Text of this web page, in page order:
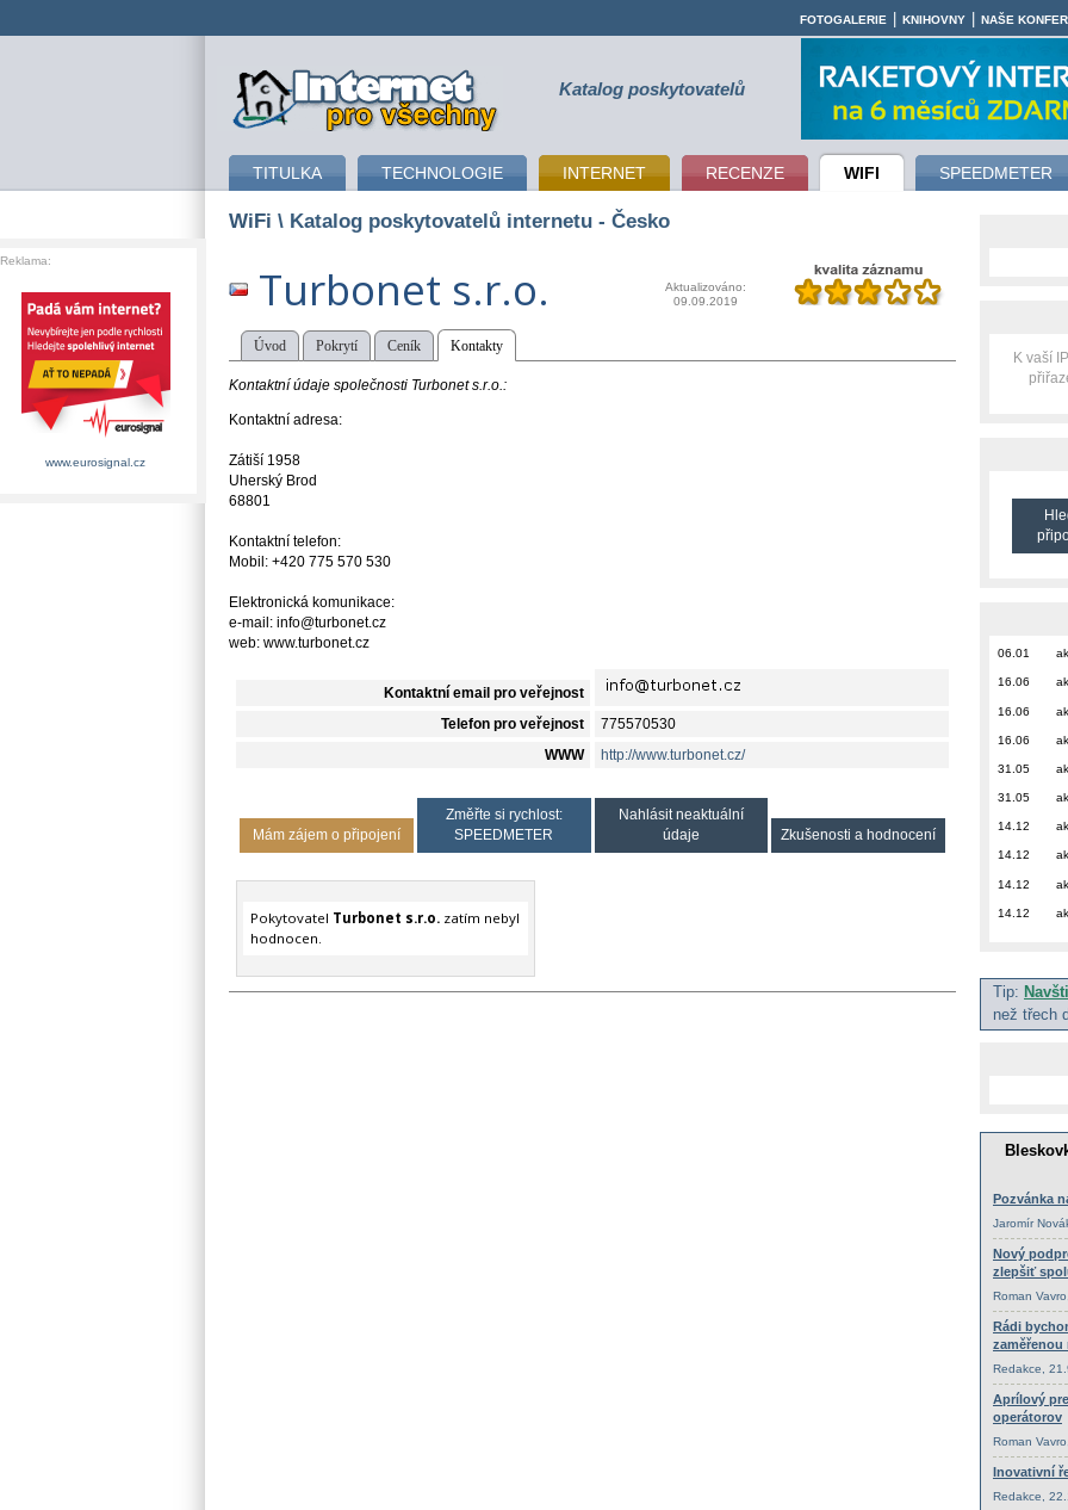
připojení k internetu Katalog poskytovatelů
TITULKA TECHNOLOGIE INTERNET RECENZE WIFI SPEEDMETER
FOTOGALERIE KNIHOVNY NAŠE
WiFi \ Katalog poskytovatelů internetu - Česko
Turbonet s.r.o.
Aktualizováno:
09.09.2019
Úvod Pokrytí Ceník Kontakty
Kontaktní údaje společnosti Turbonet s.r.o.:
Kontaktní adresa:
Zátiší 1958
Uherský Brod
68801
Kontaktní telefon:
Mobil: +420 775 570 530
Elektronická komunikace:
e-mail: info@turbonet.cz
web: www.turbonet.cz
Kontaktní email pro veřejnost
Telefon pro veřejnost 775570530
WWW http://www.turbonet.cz/
Mám zájem o připojení
Změřte si rychlost:
SPEEDMETER
Nahlásit neaktuální
údaje
Zkušenosti a hodnocení
Pokytovatel Turbonet s.r.o.zatím nebyl
hodnocen.
K vaší
06.01
16.06
16.06
16.06
31.05
31.05
14.12
14.12
14.12
14.12
Tip:
než třech
Reklama:
www.eurosignal.cz